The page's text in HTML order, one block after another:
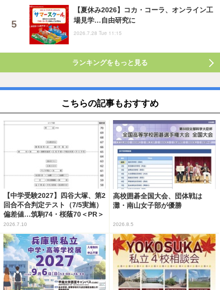
【夏休み2026】コカ・コーラ、オンライン工
場見学…自由研究に
2026.7.28 Tue 11:15
ランキングをもっと見る
こちらの記事もおすすめ
【中学受験2027】四谷大塚、第2
回合不合判定テスト（7/5実施）
偏差値…筑駒74・桜蔭70＜PR＞
2026.7.10
高校囲碁全国大会、団体戦は
灘・南山女子部が優勝
2026.8.5